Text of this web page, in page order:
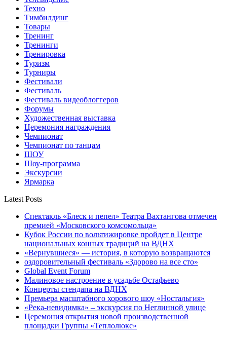
Техно
Тимбилдинг
Товары
Тренинг
Тренинги
Тренировка
Туризм
Турниры
Фестивали
Фестиваль
Фестиваль видеоблоггеров
Форумы
Художественная выставка
Церемония награждения
Чемпионат
Чемпионат по танцам
ШОУ
Шоу-программа
Экскурсии
Ярмарка
Latest Posts
Спектакль «Блеск и пепел» Театра Вахтангова отмечен
премией «Московского комсомольца»
Кубок России по вольтижировке пройдет в Центре
национальных конных традиций на ВДНХ
«Вернувшиеся» — история, в которую возвращаются
оздоровительный фестиваль «Здорово на все сто»
Global Event Forum
Малиновое настроение в усадьбе Остафьево
Концерты стендапа на ВДНХ
Премьера масштабного хорового шоу «Ностальгия»
«Река-невидимка» – экскурсия по Неглинной улице
Церемония открытия новой производственной
площадки Группы «Теплолюкс»